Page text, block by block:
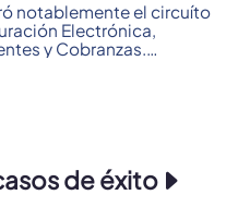
notablemente el circuíto
Electrónica,
y Cobranzas.
de éxito